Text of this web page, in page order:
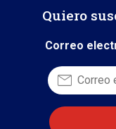
Quiero
Correo